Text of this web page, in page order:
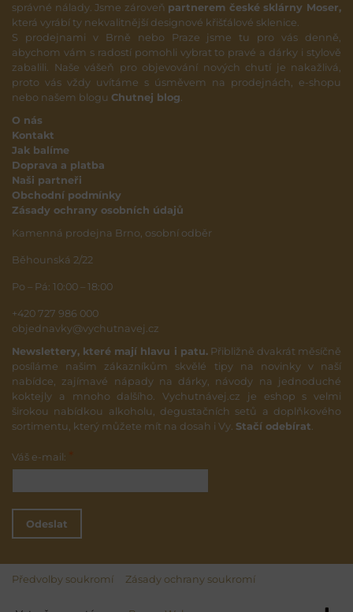
správné nálady. Jsme zároveň partnerem české sklárny Moser,
která vyrábí ty nekvalitnější designové křišťálové sklenice.
S prodejnami v Brně nebo Praze jsme tu pro vás denně,
abychom vám s radostí pomohli vybrat to pravé a dárky i stylově
zabalili. Naše vášeň pro objevování nových chutí je nakažlivá,
proto vás vždy uvítáme s úsměvem na prodejnách, e-shopu
nebo našem blogu Chutnej blog.
O nás
Kontakt
Jak balíme
Doprava a platba
Naši partneři
Obchodní podmínky
Zásady ochrany osobních údajů
Kamenná prodejna Brno, osobní odběr
Běhounská 2/22
Po – Pá: 10:00 – 18:00
+420 727 986 000
objednavky@vychutnavej.cz
Newslettery, které mají hlavu i patu.Přibližně dvakrát měsíčně
posíláme našim zákazníkům skvělé tipy na novinky v naší
nabídce, zajímavé nápady na dárky, návody na jednoduché
koktejly a mnoho dalšího. Vychutnávej.cz je eshop s velmi
širokou nabídkou alkoholu, degustačních setů a doplňkového
sortimentu, který můžete mít na dosah i Vy. Stačí odebírat.
Váš e-mail:
Odeslat
Předvolby soukromí Zásady ochrany soukromí